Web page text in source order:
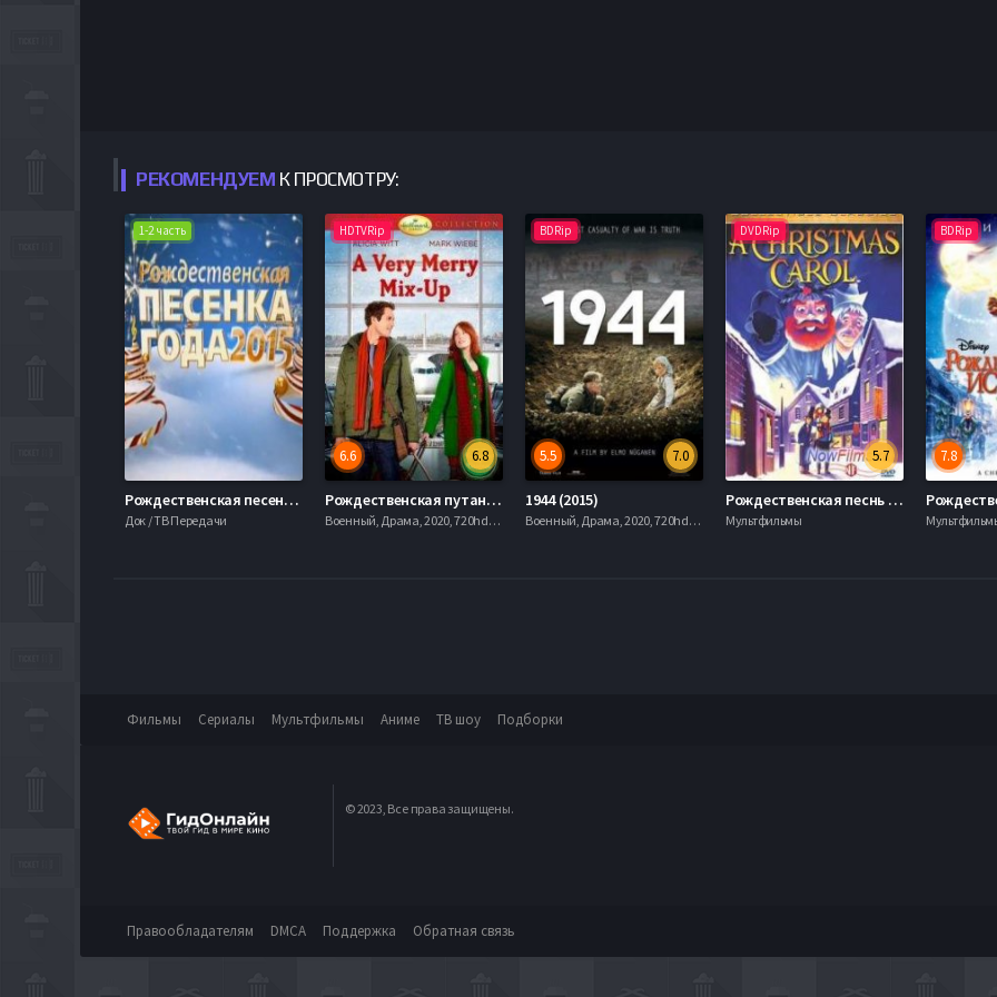
РЕКОМЕНДУЕМ К ПРОСМОТРУ:
1-2 часть
Рождественская песенка года-2015 (2016)
Док / ТВ Передачи
HDTVRip
6.8
6.6
Рождественская путаница (2013)
Военный, Драма, 2020, 720hd, mobilen
BDRip
7.0
5.5
1944 (2015)
Военный, Драма, 2020, 720hd, mobilen
DVDRip
5.7
Рождественская песнь / Рождественская песня (1994)
Мультфильмы
BDRip
7.8
Фильмы Сериалы Мультфильмы Аниме ТВ шоу Подборки
© 2023, Все права защищены.
Правообладателям DMCA Поддержка Обратная связь